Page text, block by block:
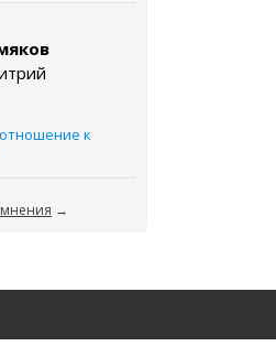
к
мнения →